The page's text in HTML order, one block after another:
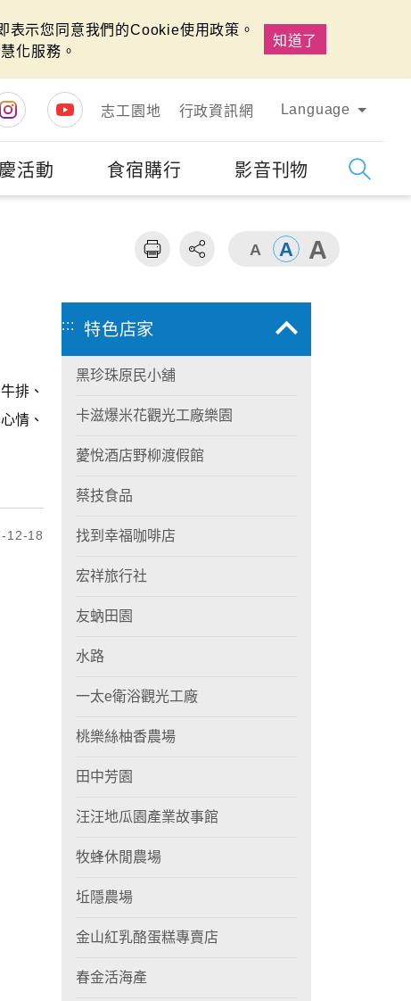
示您同意我們的Cookie使用政策。
化服務。
知道了
志工園地
行政資訊網 Language
活動 食宿購行 影音刊物
排、
情、
12-18
::: 特色店家
黑珍珠原民小舖
卡滋爆米花觀光工廠樂園
薆悅酒店野柳渡假館
蔡技食品
找到幸福咖啡店
宏祥旅行社
友蚋田園
水路
一太e衛浴觀光工廠
桃樂絲柚香農場
田中芳園
汪汪地瓜園產業故事館
牧蜂休閒農場
坵隱農場
金山紅乳酪蛋糕專賣店
春金活海產